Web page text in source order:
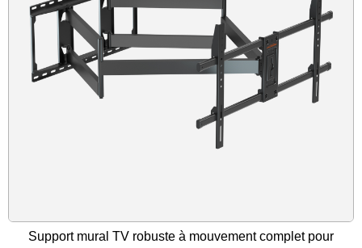
Support mural TV robuste à mouvement complet pour